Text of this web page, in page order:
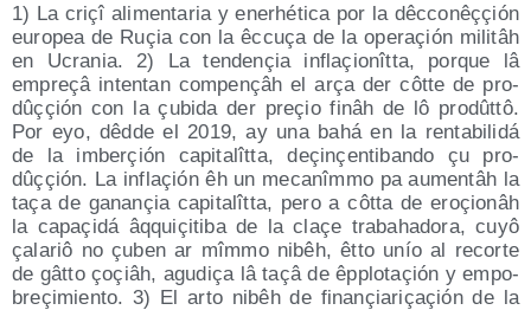
1) La criçî ali­men­ta­ria y enerhé­ti­ca por la dêc­co­nêççión
euro­pea de Ruçia con la êccuça de la ope­raçión mili­tâh
en Ucra­nia. 2) La ten­de­nçia inflaçio­nît­ta, por­que lâ
empreçâ inten­tan com­pe­nçâh el arça der côt­te de pro­
dûççión con la çubi­da der preçio finâh de lô pro­dût­tô.
Por eyo, dêd­de el 2019, ay una bahá en la ren­ta­bi­li­dá
de la imbe­rçión capi­ta­lît­ta, deçi­nçen­ti­ban­do çu pro­
dûççión. La inflaçión êh un meca­nîm­mo pa aumen­tâh la
taça de gana­nçia capi­ta­lît­ta, pero a côt­ta de eroçio­nâh
la capaçi­dá âqquiçi­ti­ba de la claçe tra­baha­do­ra, cuyô
çala­riô no çuben ar mîm­mo nibêh, êtto unío al recor­te
de gât­to çoçiâh, agu­diça lâ taçâ de êpplo­taçión y empo­
breçi­mien­to. 3) El arto nibêh de fina­nçia­riçaçión de la